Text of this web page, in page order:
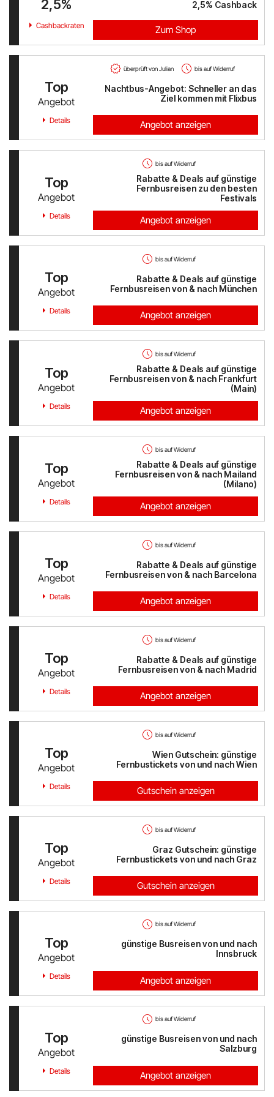
PAGRO DISKONT
Lounge by Zalando
xxxLutz
BADER
EMP
CAMP DAVID & SOCCX
Austrian Airlines
Mr Beam
Thalia
2,5% 2,5% Cashback
Cashbackraten Zum Shop
überprüft von Julian bis auf Widerruf
Top
Angebot
Nachtbus-Angebot: Schneller an das
Ziel kommen mit Flixbus
Details Angebot anzeigen
bis auf Widerruf
Top
Angebot
Rabatte & Deals auf günstige
Fernbusreisen zu den besten
Festivals
Details Angebot anzeigen
bis auf Widerruf
Top
Angebot
Rabatte & Deals auf günstige
Fernbusreisen von & nach München
Details Angebot anzeigen
bis auf Widerruf
Top
Angebot
Rabatte & Deals auf günstige
Fernbusreisen von & nach Frankfurt
(Main)
Details Angebot anzeigen
bis auf Widerruf
Top
Angebot
Rabatte & Deals auf günstige
Fernbusreisen von & nach Mailand
(Milano)
Details Angebot anzeigen
bis auf Widerruf
Top
Angebot
Rabatte & Deals auf günstige
Fernbusreisen von & nach Barcelona
Details Angebot anzeigen
bis auf Widerruf
Top
Angebot
Rabatte & Deals auf günstige
Fernbusreisen von & nach Madrid
Details Angebot anzeigen
bis auf Widerruf
Top
Angebot
Wien Gutschein: günstige
Fernbustickets von und nach Wien
Details Gutschein anzeigen
bis auf Widerruf
Top
Angebot
Graz Gutschein: günstige
Fernbustickets von und nach Graz
Details Gutschein anzeigen
bis auf Widerruf
Top
Angebot
günstige Busreisen von und nach
Innsbruck
Details Angebot anzeigen
bis auf Widerruf
Top
Angebot
günstige Busreisen von und nach
Salzburg
Details Angebot anzeigen